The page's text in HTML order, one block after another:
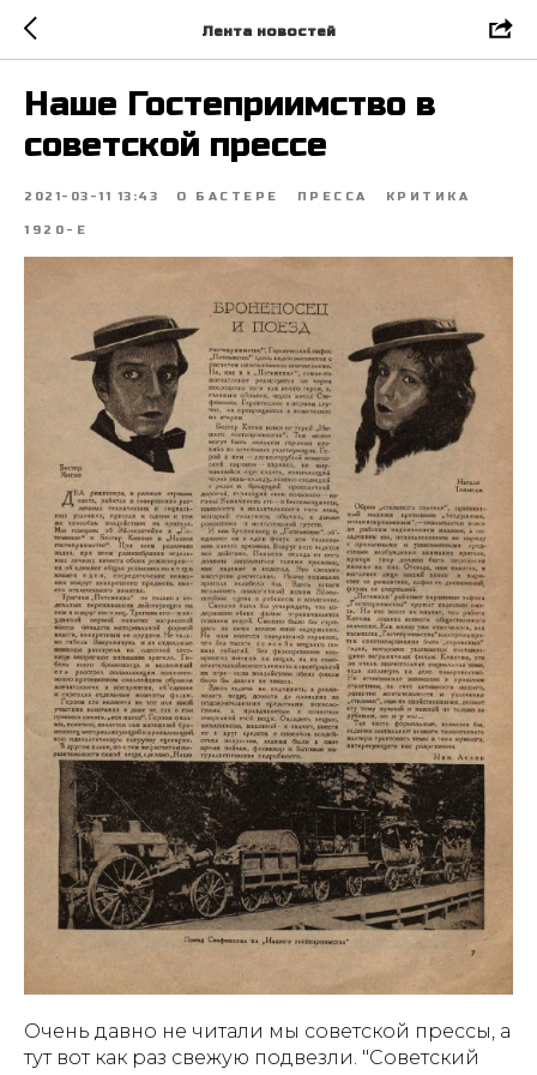
Лента новостей
Наше Гостеприимство в
советской прессе
2021-03-11 13:43 О БАСТЕРЕ ПРЕССА КРИТИКА
1920-Е
Очень давно не читали мы советской прессы, а
тут вот как раз свежую подвезли. "Советский